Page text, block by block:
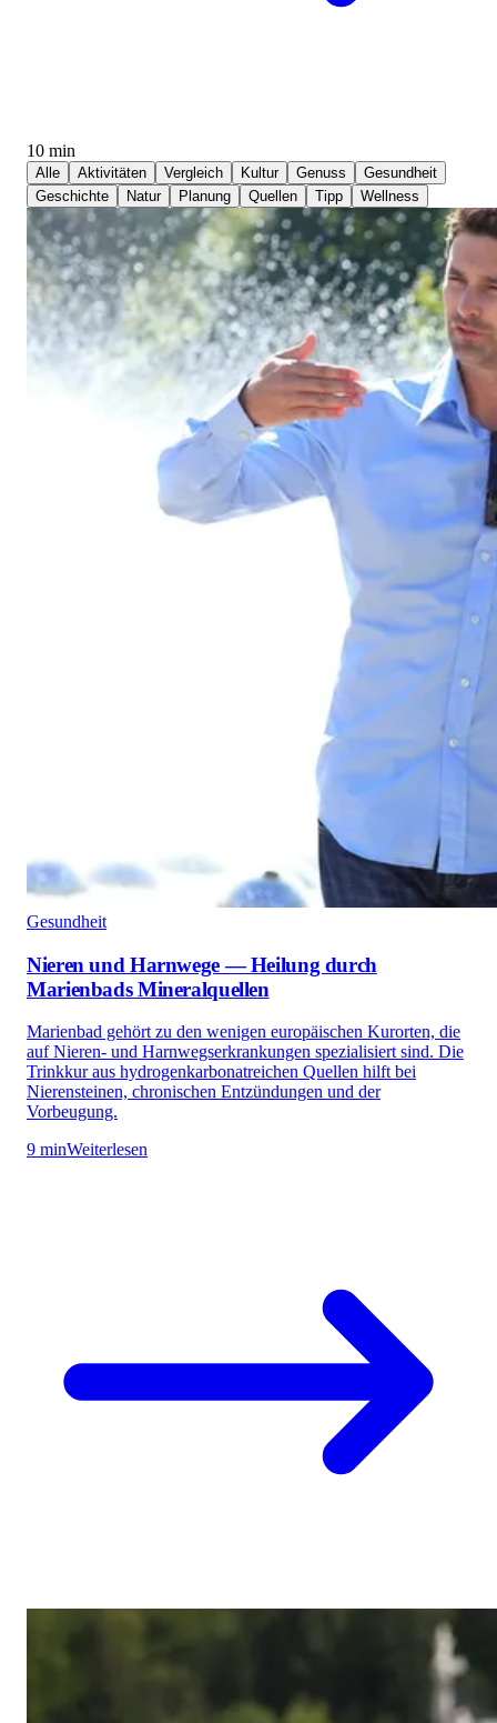
10 min
Alle Aktivitäten Vergleich Kultur Genuss
Gesundheit
Geschichte
Natur Planung Quellen Tipp Wellness
Gesundheit
Nieren und Harnwege — Heilung durch
Marienbads Mineralquellen
Marienbad gehört zu den wenigen europäischen Kurorten, die
auf Nieren- und Harnwegserkrankungen spezialisiert sind. Die
Trinkkur aus hydrogenkarbonatreichen Quellen hilft bei
Nierensteinen, chronischen Entzündungen und der
Vorbeugung.
9 minWeiterlesen